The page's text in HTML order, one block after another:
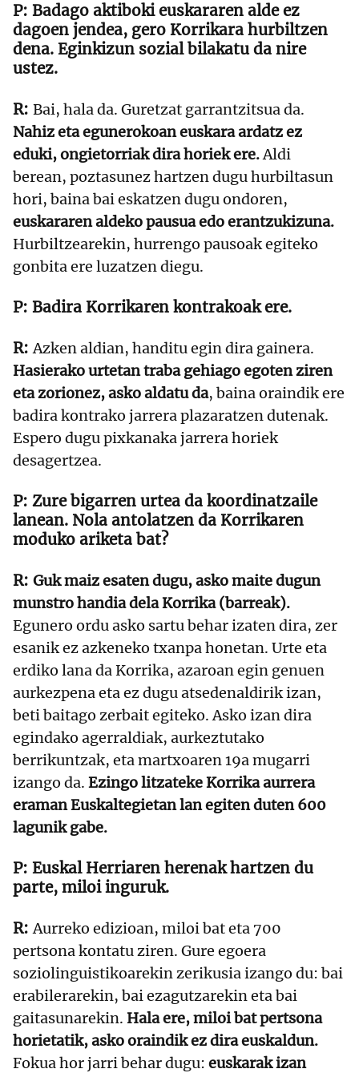
Badago aktiboki euskararen alde ez
dagoen jendea, gero Korrikara hurbiltzen
dena. Eginkizun sozial bilakatu da nire
ustez.
Bai, hala da. Guretzat garrantzitsua da.
Nahiz eta egunerokoan euskara ardatz ez
eduki, ongietorriak dira horiek ere.Aldi
berean, poztasunez hartzen dugu hurbiltasun
hori, baina bai eskatzen dugu ondoren,
euskararen aldeko pausua edo erantzukizuna.
Hurbiltzearekin, hurrengo pausoak egiteko
gonbita ere luzatzen diegu.
Badira Korrikaren kontrakoak ere.
Azken aldian, handitu egin dira gainera.
Hasierako urtetan traba gehiago egoten ziren
eta zorionez, asko aldatu da, baina oraindik ere
badira kontrako jarrera plazaratzen dutenak.
Espero dugu pixkanaka jarrera horiek
desagertzea.
Zure bigarren urtea da koordinatzaile
lanean. Nola antolatzen da Korrikaren
moduko ariketa bat?
Guk maiz esaten dugu, asko maite dugun
munstro handia dela Korrika (barreak).
Egunero ordu asko sartu behar izaten dira, zer
esanik ez azkeneko txanpa honetan. Urte eta
erdiko lana da Korrika, azaroan egin genuen
aurkezpena eta ez dugu atsedenaldirik izan,
beti baitago zerbait egiteko. Asko izan dira
egindako agerraldiak, aurkeztutako
berrikuntzak, eta martxoaren 19a mugarri
izango da. Ezingo litzateke Korrika aurrera
eraman Euskaltegietan lan egiten duten 600
lagunik gabe.
Euskal Herriaren herenak hartzen du
parte, miloi inguruk.
Aurreko edizioan, miloi bat eta 700
pertsona kontatu ziren. Gure egoera
soziolinguistikoarekin zerikusia izango du: bai
erabilerarekin, bai ezagutzarekin eta bai
gaitasunarekin. Hala ere, miloi bat pertsona
horietatik, asko oraindik ez dira euskaldun.
Fokua hor jarri behar dugu: euskarak izan